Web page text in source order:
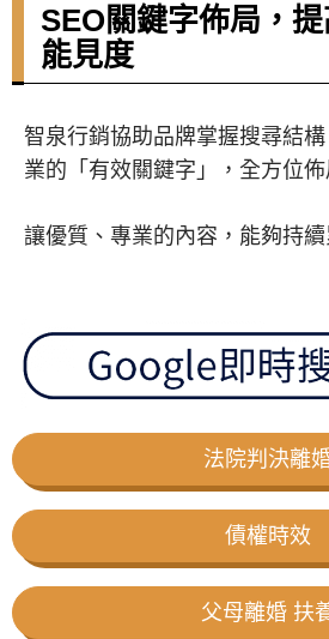
SEO關鍵字佈局，
能見度
智泉行銷協助品牌掌握搜尋結
業的「有效關鍵字」，全方位佈
讓優質、專業的內容，能夠持續
法院判決離
債權時效
父母離婚 扶